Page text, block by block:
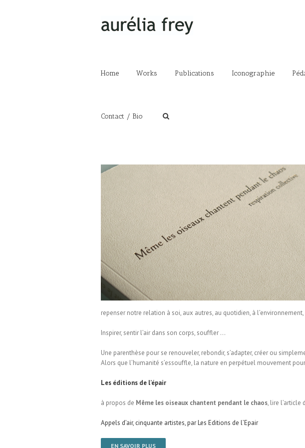
Home Works Publications Iconographie
Contact / Bio
repenser notre relation à soi, aux autres, au quotidien, à l’environnement,
Inspirer, sentir l’air dans son corps, souffler …
Une parenthèse pour se renouveler, rebondir, s’adapter, créer ou
Alors que l’humanité s’essouffle, la nature en perpétuel mouvement
Les éditions de l’épair
à propos de Même les oiseaux chantent pendant le chaos, lire l’article
Appels d’air, cinquante artistes, par Les Editions de l’Epair
EN SAVOIR PLUS